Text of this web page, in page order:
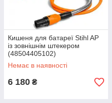
Кишеня для батареї Stihl AP
із зовнішнім штекером
(48504405102)
Немає в наявності
6 180 ₴